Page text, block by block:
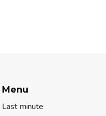
Menu
Last minute